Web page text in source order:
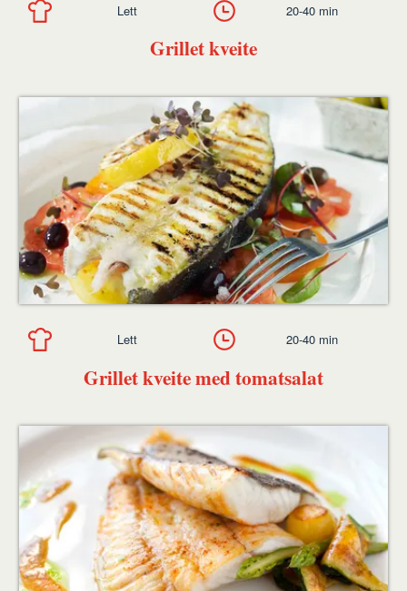
Grillet kveite
Lett 20-40 min
Grillet kveite med tomatsalat
Lett 20-40 min